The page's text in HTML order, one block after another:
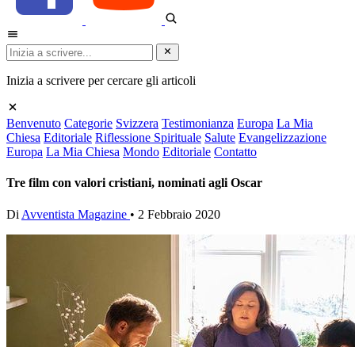
Inizia a scrivere per cercare gli articoli
Benvenuto Categorie Svizzera Testimonianza Europa La Mia
Chiesa Editoriale Riflessione Spirituale Salute Evangelizzazione
Europa La Mia Chiesa Mondo Editoriale Contatto
Tre film con valori cristiani, nominati agli Oscar
Di Avventista Magazine • 2 Febbraio 2020